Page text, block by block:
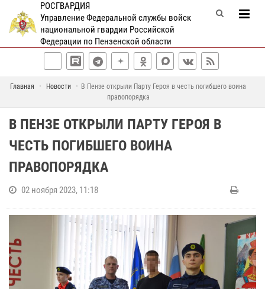
РОСГВАРДИЯ
Управление Федеральной службы войск
национальной гвардии Российской
Федерации по Пензенской области
Главная Новости
В Пензе открыли Парту Героя в честь погибшего воина
правопорядка
В ПЕНЗЕ ОТКРЫЛИ ПАРТУ ГЕРОЯ В
ЧЕСТЬ ПОГИБШЕГО ВОИНА
ПРАВОПОРЯДКА
02 ноября 2023, 11:18